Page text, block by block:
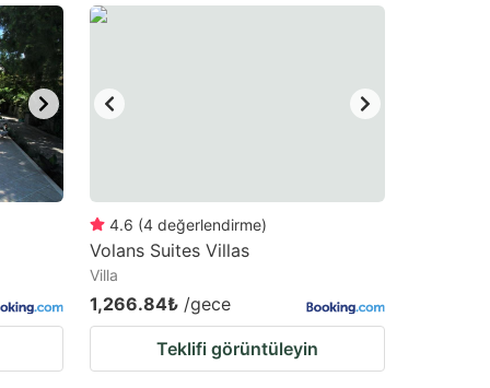
4.6 (4 değerlendirme)
Volans Suites Villas
Villa
1,266.84₺ /gece
Teklifi görüntüleyin